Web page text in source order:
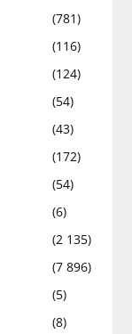
(781)
(116)
(124)
(54)
(43)
(172)
(54)
(6)
(2 135)
(7 896)
(5)
(8)